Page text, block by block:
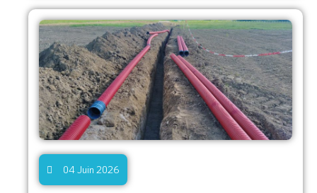
04 Juin 2026